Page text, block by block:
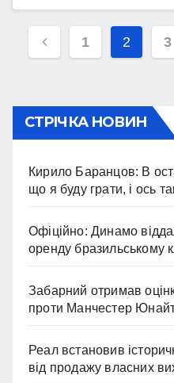
Навігація
записів
1 2 3
СТРІЧКА НОВИН
Кирило Баранцов: В
що я буду грати, і ось
Офіційно: Динамо
оренду бразильському
Забарний отримав
проти Манчестер
Реал встановив
від продажу власних